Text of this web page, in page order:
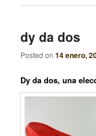
dy da dos
Posted on14 enero,
Dy da dos, una